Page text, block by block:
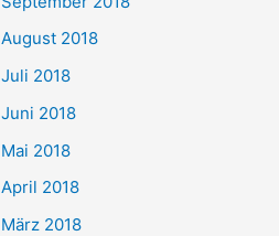
August 2018
Juli 2018
Juni 2018
Mai 2018
April 2018
März 2018